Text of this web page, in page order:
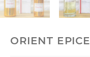
ORIENT EPICE